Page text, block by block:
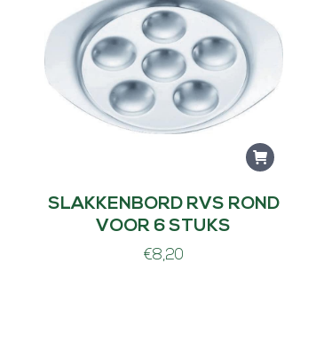
SLAKKENBORD RVS ROND
VOOR 6 STUKS
€8,20